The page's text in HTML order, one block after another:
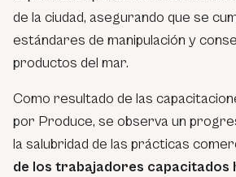
de la ciudad, asegurando que se
estándares de manipulación y
productos del mar.
Como resultado de las
por Produce, se observa un
la salubridad de las prácticas
de los trabajadores capacitados